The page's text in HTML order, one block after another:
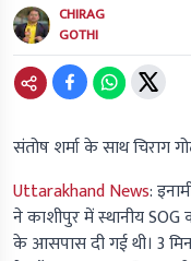
CHIRAG
GOTHI
संतोष शर्मा के साथ चिराग
Uttarakhand News:
ने काशीपुर में स्थानीय
के आसपास दी गई थी। 3